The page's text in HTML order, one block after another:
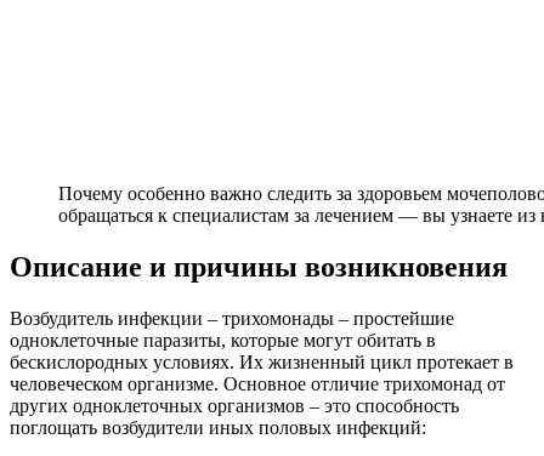
Почему особенно важно следить за здоровьем
обращаться к специалистам за лечением — вы узнаете из
Описание и причины возникновения
Возбудитель инфекции – трихомонады – простейшие
одноклеточные паразиты, которые могут обитать в
бескислородных условиях. Их жизненный цикл протекает в
человеческом организме. Основное отличие трихомонад от
других одноклеточных организмов – это способность
поглощать возбудители иных половых инфекций: